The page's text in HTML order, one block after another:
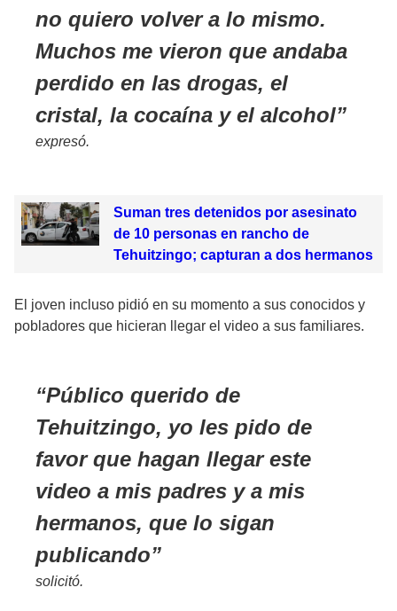
no quiero volver a lo mismo.
Muchos me vieron que andaba
perdido en las drogas, el
cristal, la cocaína y el alcohol
expresó.
Suman tres detenidos por asesinato
de 10 personas en rancho de
Tehuitzingo; capturan a dos hermanos
El joven incluso pidió en su momento a sus conocidos y
pobladores que hicieran llegar el video a sus familiares.
Público querido de
Tehuitzingo, yo les pido de
favor que hagan llegar este
video a mis padres y a mis
hermanos, que lo sigan
publicando
solicitó.